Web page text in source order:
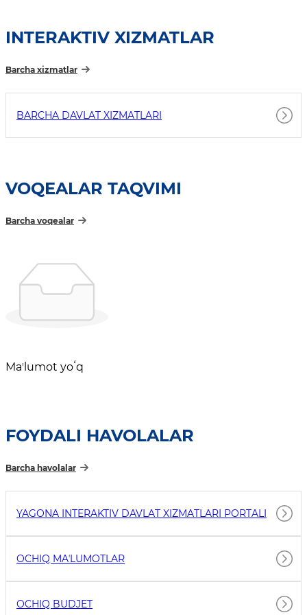
INTERAKTIV XIZMATLAR
Barcha xizmatlar
BARCHA DAVLAT XIZMATLARI
VOQEALAR TAQVIMI
Barcha voqealar
Maʼlumot yoʻq
FOYDALI HAVOLALAR
Barcha havolalar
YAGONA INTERAKTIV DAVLAT XIZMATLARI PORTALI
OCHIQ MAʼLUMOTLAR
OCHIQ BUDJET